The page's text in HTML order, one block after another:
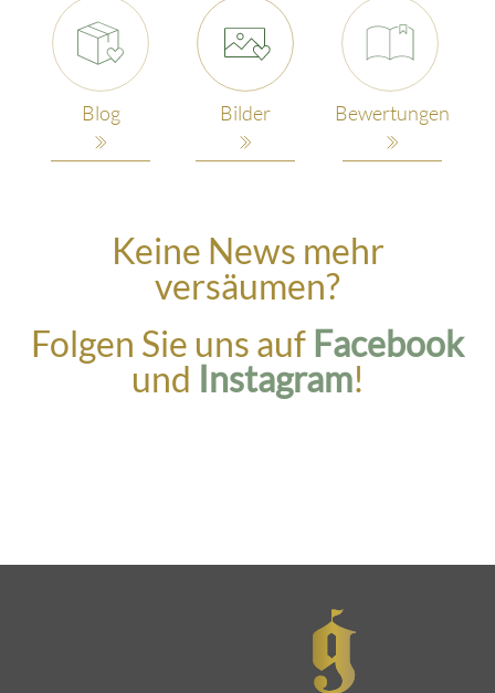
Blog Bilder Bewertungen
Keine News mehr
versäumen?
Folgen Sie uns auf Facebook
und Instagram!